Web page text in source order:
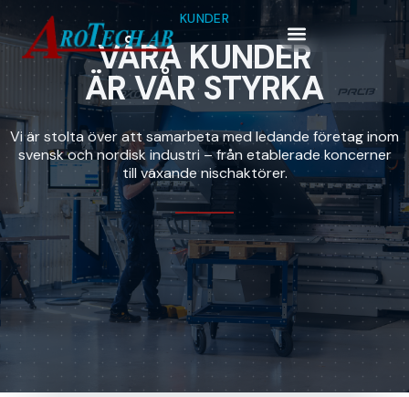
KUNDER
VÅRA KUNDER
ÄR VÅR STYRKA
Vi är stolta över att samarbeta med ledande företag inom
svensk och nordisk industri – från etablerade koncerner
till växande nischaktörer.